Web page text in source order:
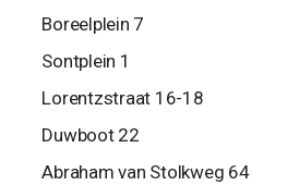
Boreelplein 7
Sontplein 1
Lorentzstraat 16-18
Duwboot 22
Abraham van Stolkweg 64